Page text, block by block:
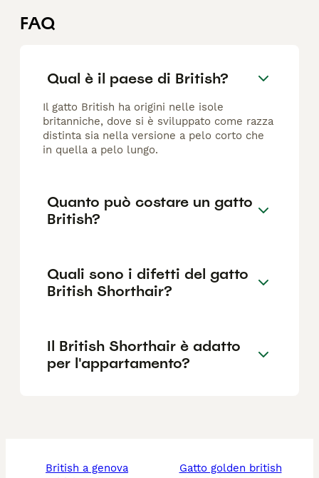
FAQ
Qual è il paese di British?
Il gatto British ha origini nelle isole
britanniche, dove si è sviluppato come razza
distinta sia nella versione a pelo corto che
in quella a pelo lungo.
Quanto può costare un gatto
British?
Quali sono i difetti del gatto
British Shorthair?
Il British Shorthair è adatto
per l'appartamento?
british a genova
gatto golden british